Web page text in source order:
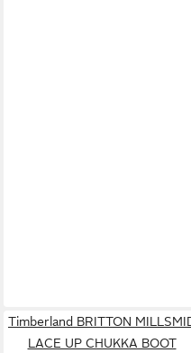
Timberland BRITTON
LACE UP CHUKKA BOOT